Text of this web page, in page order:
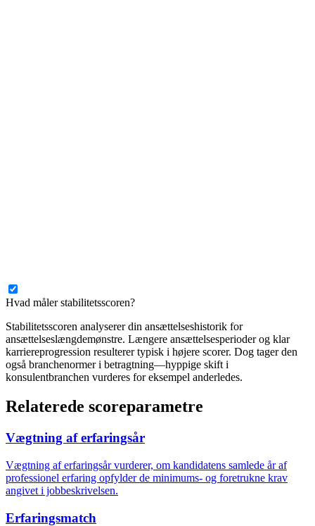
Hvad måler stabilitetsscoren?
Stabilitetsscoren analyserer din ansættelseshistorik for
ansættelseslængdemønstre. Længere ansættelsesperioder og klar
karriereprogression resulterer typisk i højere scorer. Dog tager den
også branchenormer i betragtning—hyppige skift i
konsulentbranchen vurderes for eksempel anderledes.
Relaterede scoreparametre
Vægtning af erfaringsår
Vægtning af erfaringsår vurderer, om kandidatens samlede år af
professionel erfaring opfylder de minimums- og foretrukne krav
angivet i jobbeskrivelsen.
Erfaringsmatch